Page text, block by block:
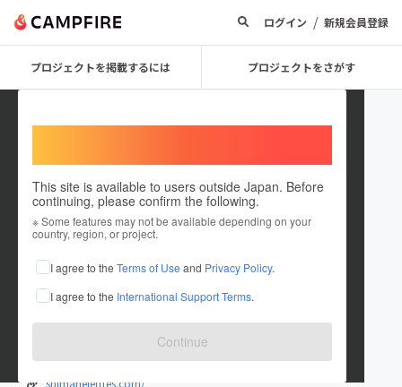
ログイン / 新規会員登録
プロジェクトを掲載するには プロジェクトをさがす
This site is available to users outside Japan. Before
continuing, please confirm the following.
※ Some features may not be available depending on your
country, region, or project.
I agree to the Terms of Use and Privacy Policy.
I agree to the International Support Terms.
Continue
ギターウルフ
これまでに4回支援して6件のプロジェクトを投稿しています
在住国：日本 現在地：東京都
出身国：日本 出身地：島根県
JAPAN’S JETT ROCK'N'ROLL BAND!!! ギターウルフ
shimanejettfes.com/